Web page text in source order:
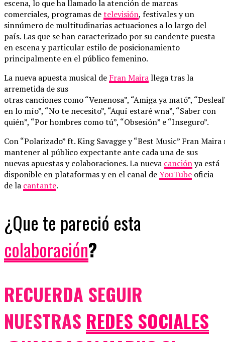
escena, lo que ha llamado la atención de marcas
comerciales, programas detelevisión, festivales y un
sinnúmero de multitudinarias actuaciones a lo largo del
país. Las que se han caracterizado por su candente puesta
en escena y particular estilo de posicionamiento
principalmente en el público femenino.
La nueva apuesta musical de Fran Mairallega tras la
arremetida de sus
otras canciones como “Venenosa”, “Amiga ya mató”,
en lo mío”, “No te necesito”, “Aquí estaré wna”, “Saber con
quién”, “Por hombres como tú”, “Obsesión” e “Inseguro”.
Con “Polarizado” ft. King Savagge y “Best Music” Fran
mantener al público expectante ante cada una de sus
nuevas apuestas y colaboraciones. La nueva canciónya está
disponible en plataformas y en el canal deYouTube oficia
de la cantante.
¿Que te pareció esta
colaboración?
RECUERDA SEGUIR
NUESTRAS REDES SOCIALES